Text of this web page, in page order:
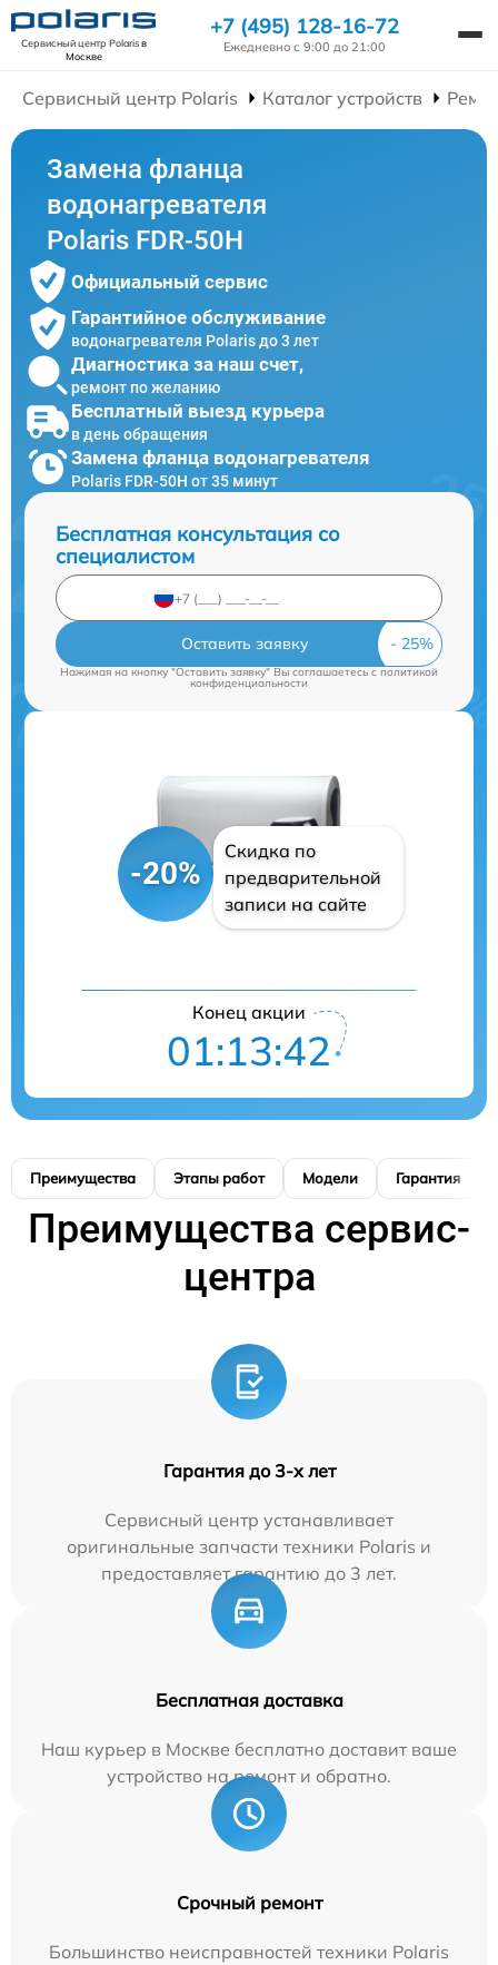
Сервисный центр Polarisв
Москве
+7 (495) 128-16-72
Ежедневно с 9:00 до 21:00
Сервисный центр Polaris Каталог устройств
Замена фланца
водонагревателя
Polaris FDR-50H
Официальный сервис
Гарантийное обслуживание
водонагревателя Polaris до 3 лет
Диагностика за наш счет,
ремонт по желанию
Бесплатный выезд курьера
в день обращения
Замена фланца водонагревателя
Polaris FDR-50H от 35 минут
Бесплатная консультация со
специалистом
Оставить заявку
Нажимая на кнопку "Оставить заявку" Вы соглашаетесь cполитикой
конфиденциальности
-20%
Скидка по
предварительной
записи на сайте
Конец акции
01:13:41
Преимущества Этапы работ Модели Гарантия
Преимущества сервис-
центра
Гарантия до 3-х лет
Сервисный центр устанавливает
оригинальные запчасти техники Polaris и
предоставляет гарантию до 3 лет.
Бесплатная доставка
Наш курьер в Москве бесплатно доставит ваше
устройство на ремонт и обратно.
Срочный ремонт
Большинство неисправностей техники Polaris